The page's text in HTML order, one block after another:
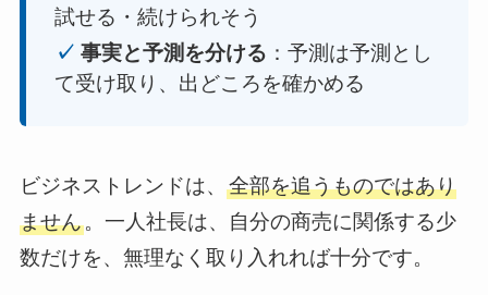
試せる・続けられそう
✓ 事実と予測を分ける ：予測は予測とし
て受け取り、出どころを確かめる
ビジネストレンドは、 全部を追うものではあり
ません。一人社長は、自分の商売に関係する少
数だけを、無理なく取り入れれば十分です。